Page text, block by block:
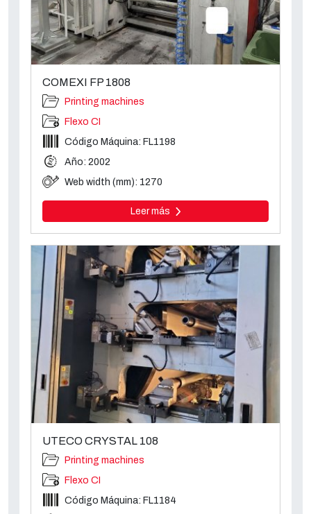
COMEXI FP 1808
Printing machines
Flexo CI
Código Máquina: FL1198
Año: 2002
Web width (mm): 1270
Leer más
UTECO CRYSTAL 108
Printing machines
Flexo CI
Código Máquina: FL1184